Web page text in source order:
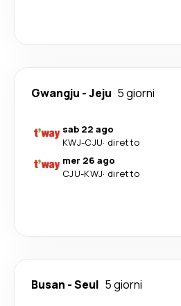
Gwangju -Jeju 5 giorni
sab 22 ago
KWJ-CJU· diretto
mer 26 ago
CJU-KWJ· diretto
Busan -Seul 5 giorni